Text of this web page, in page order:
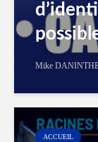
Mike
ACCUEIL